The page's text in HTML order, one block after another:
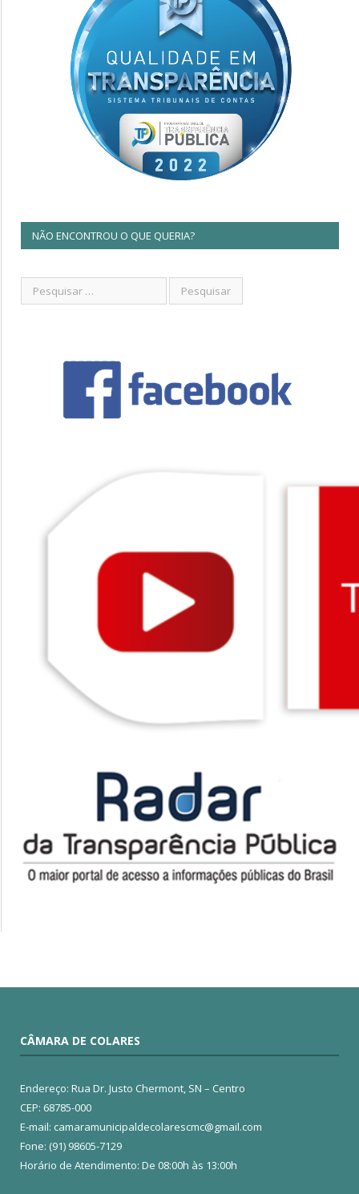
NÃO ENCONTROU O QUE QUERIA?
CÂMARA DE COLARES
Endereço: Rua Dr. Justo Chermont, SN – Centro
CEP: 68785-000
E-mail: camaramunicipaldecolarescmc@gmail.com
Fone: (91) 98605-7129
Horário de Atendimento: De 08:00h às 13:00h